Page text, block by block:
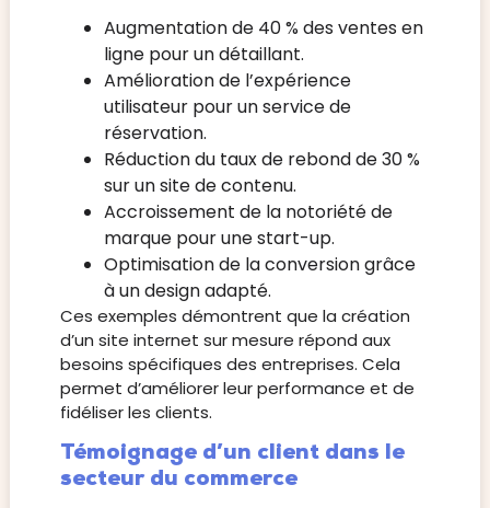
Augmentation de 40 % des ventes en
ligne pour un détaillant.
Amélioration de l’expérience
utilisateur pour un service de
réservation.
Réduction du taux de rebond de 30 %
sur un site de contenu.
Accroissement de la notoriété de
marque pour une start-up.
Optimisation de la conversion grâce
à un design adapté.
Ces exemples démontrent que la création
d’un site internet sur mesure répond aux
besoins spécifiques des entreprises. Cela
permet d’améliorer leur performance et de
fidéliser les clients.
Témoignage d’un client dans le
secteur du commerce